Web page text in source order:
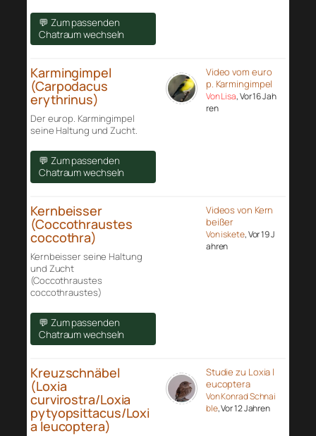
💬 Zum passenden
Chatraum wechseln
Karmingimpel
(Carpodacus
erythrinus)
Der europ. Karmingimpel
seine Haltung und Zucht.
💬 Zum passenden
Chatraum wechseln
Video vom euro
p. Karmingimpel
Von Lisa, Vor 16 Jah
ren
Kernbeisser
(Coccothraustes
coccothra)
Kernbeisser seine Haltung
und Zucht
(Coccothraustes
coccothraustes)
💬 Zum passenden
Chatraum wechseln
Videos von Kern
beißer
Von iskete, Vor 19 J
ahren
Kreuzschnäbel
(Loxia
curvirostra/Loxia
pytyopsittacus/Loxi
a leucoptera)
Studie zu Loxia l
eucoptera
Von Konrad Schnai
ble, Vor 12 Jahren